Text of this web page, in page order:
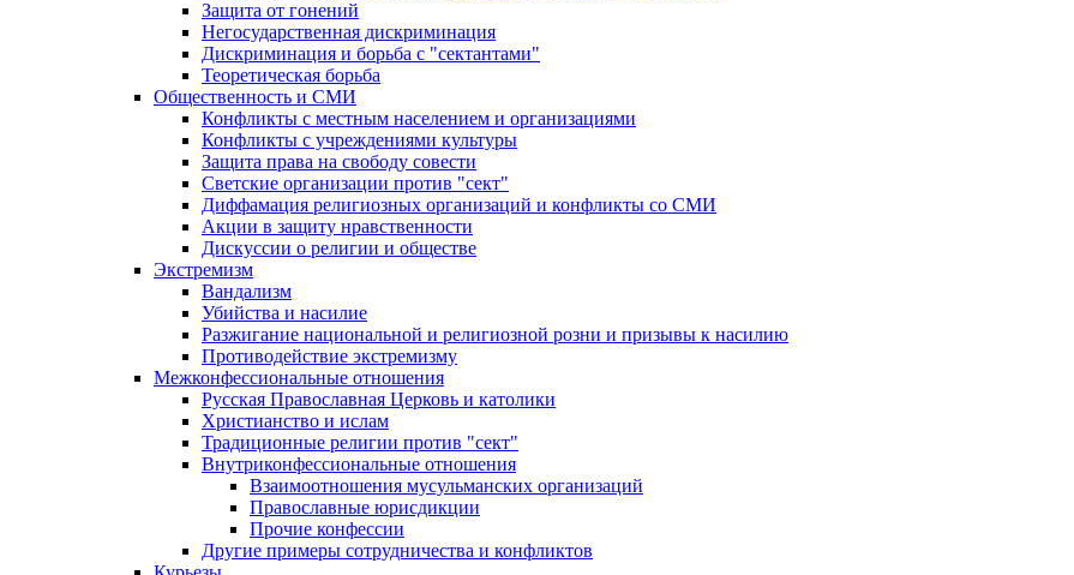
Защита от гонений
Негосударственная дискриминация
Дискриминация и борьба с "сектантами"
Теоретическая борьба
Общественность и СМИ
Конфликты с местным населением и организациями
Конфликты с учреждениями культуры
Защита права на свободу совести
Светские организации против "сект"
Диффамация религиозных организаций и конфликты со СМИ
Акции в защиту нравственности
Дискуссии о религии и обществе
Экстремизм
Вандализм
Убийства и насилие
Разжигание национальной и религиозной розни и призывы к насилию
Противодействие экстремизму
Межконфессиональные отношения
Русская Православная Церковь и католики
Христианство и ислам
Традиционные религии против "сект"
Внутриконфессиональные отношения
Взаимоотношения мусульманских организаций
Православные юрисдикции
Прочие конфессии
Другие примеры сотрудничества и конфликтов